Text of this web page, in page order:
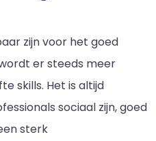
zijn voor het goed
er steeds meer
skills. Het is altijd
sociaal zijn, goed
sterk